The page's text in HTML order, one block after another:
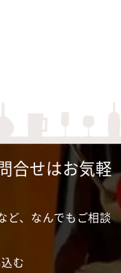
合せはお気軽
ど、なんでもご相談
む